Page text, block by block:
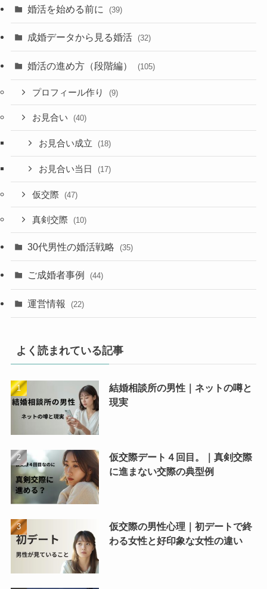
婚活を始める前に (39)
成婚データから見る婚活 (32)
婚活の進め方（段階編） (105)
プロフィール作り (9)
お見合い (40)
お見合い成立 (18)
お見合い当日 (17)
仮交際 (47)
真剣交際 (10)
30代男性の婚活戦略 (35)
ご成婚者事例 (44)
運営情報 (22)
よく読まれている記事
結婚相談所の男性｜ネットの噂と
現実
仮交際デート４回目。｜真剣交際
に進まない交際の典型例
仮交際の男性心理｜初デートで終
わる女性と好印象な女性の違い